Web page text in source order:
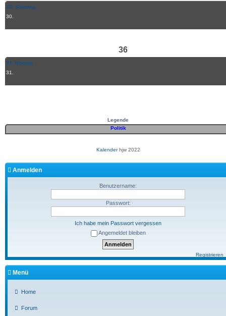
30. Sonntag
30.
36
31. Montag
31.
Legende
Politik
Kalenderhjw 2022
Anmelden
Benutzername:
Passwort:
Ich habe mein Passwort vergessen
Angemeldet bleiben
Registrieren
Menü
Home
Forum